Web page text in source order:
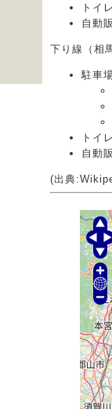
トイレ
自動
下り線（相
駐車
トイレ
自動
(出典